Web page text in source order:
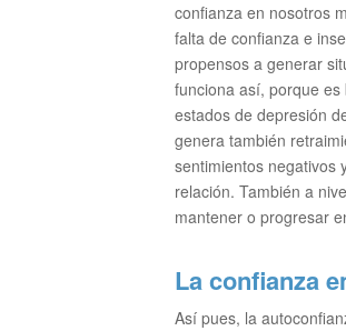
confianza en nosotros
falta de confianza e
propensos a generar
funciona así, porque
estados de depresión
genera también
sentimientos negativos
relación. También a
mantener o progresar
La confianza
Así pues, la